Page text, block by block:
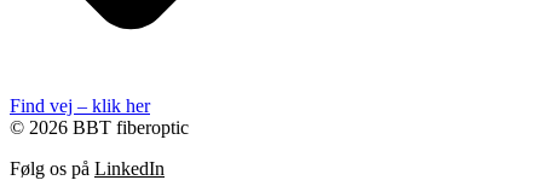
Find vej – klik her
© 2026 BBT fiberoptic
Følg os på LinkedIn